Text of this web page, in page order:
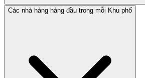
Các nhà hàng hàng đầu trong mỗi Khu phố